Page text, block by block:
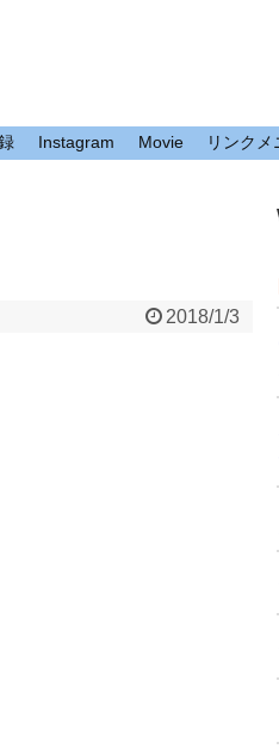
Instagram Movie リンクメ
2018/1/3